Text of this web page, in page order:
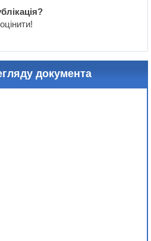
документа